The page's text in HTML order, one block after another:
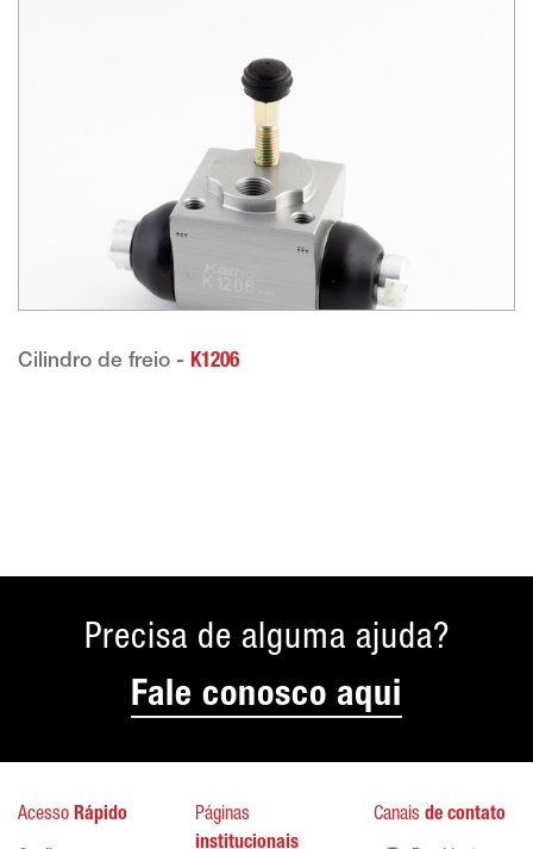
Cilindro de freio - K1206
Precisa de alguma ajuda?
Fale conosco aqui
Acesso Rápido
Páginas
institucionais
Canais de contato